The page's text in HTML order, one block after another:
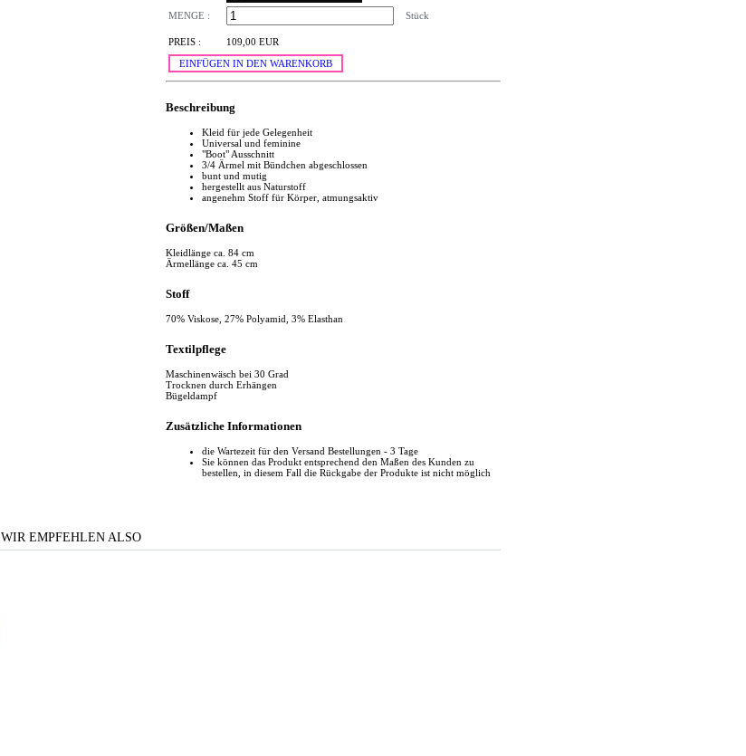
MENGE : Stück
PREIS :
109,00 EUR
EINFÜGEN IN DEN WARENKORB
Beschreibung
Kleid für jede Gelegenheit
Universal und feminine
"Boot" Ausschnitt
3/4 Ärmel mit Bündchen abgeschlossen
bunt und mutig
hergestellt aus Naturstoff
angenehm Stoff für Körper, atmungsaktiv
Größen/Maßen
Kleidlänge ca. 84 cm
Ärmellänge ca. 45 cm
Stoff
70% Viskose, 27% Polyamid, 3% Elasthan
Textilpflege
Maschinenwäsch bei 30 Grad
Trocknen durch Erhängen
Bügeldampf
Zusätzliche Informationen
die Wartezeit für den Versand Bestellungen - 3 Tage
Sie können das Produkt entsprechend den Maßen des Kunden zu
bestellen, in diesem Fall die Rückgabe der Produkte ist nicht möglich
WIR EMPFEHLEN ALSO